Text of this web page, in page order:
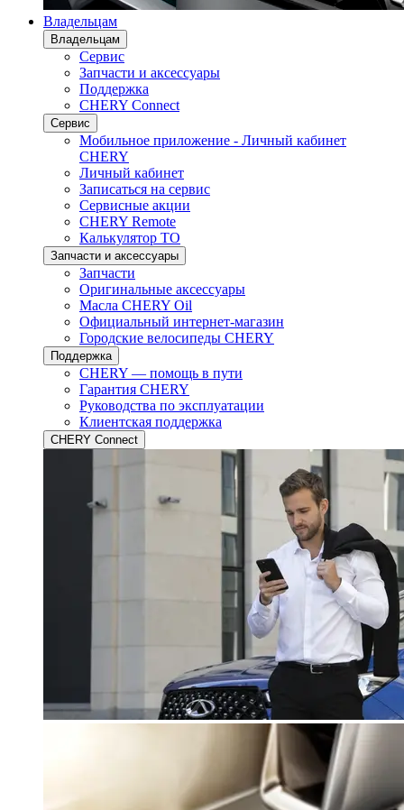
Владельцам
Владельцам
Сервис
Запчасти и аксессуары
Поддержка
CHERY Connect
Сервис
Мобильное приложение - Личный кабинет
CHERY
Личный кабинет
Записаться на сервис
Сервисные акции
CHERY Remote
Калькулятор ТО
Запчасти и аксессуары
Запчасти
Оригинальные аксессуары
Масла CHERY Oil
Официальный интернет-магазин
Городские велосипеды CHERY
Поддержка
CHERY — помощь в пути
Гарантия CHERY
Руководства по эксплуатации
Клиентская поддержка
CHERY Connect